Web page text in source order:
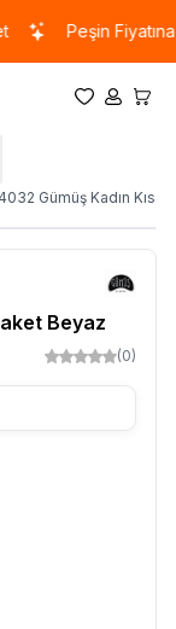
Peşin Fiyatına
Favorilerim
Hesabım
4032 Gümüş Kadın Kısa
Beyaz
(0)